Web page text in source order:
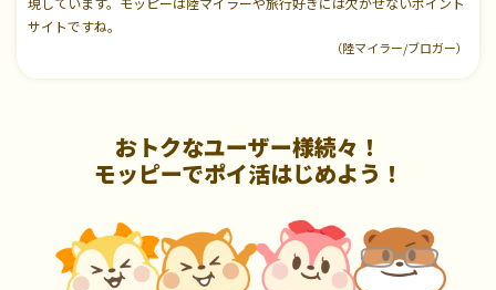
サイトですね。
（陸マイラー/ブロガー）
おトクなユーザー様続々！
モッピーでポイ活はじめよう！